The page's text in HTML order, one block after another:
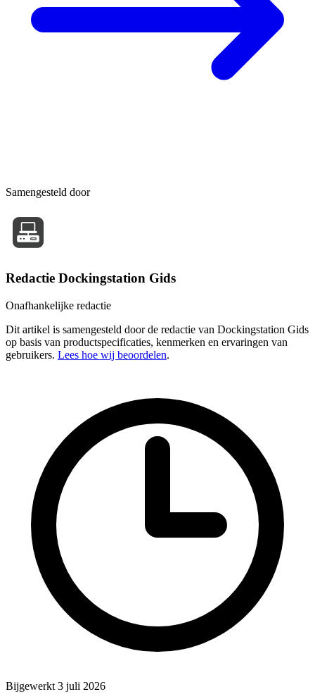
Samengesteld door
Redactie Dockingstation Gids
Onafhankelijke redactie
Dit artikel is samengesteld door de redactie van Dockingstation Gids
op basis van productspecificaties, kenmerken en ervaringen van
gebruikers. Lees hoe wij beoordelen.
Bijgewerkt 3 juli 2026